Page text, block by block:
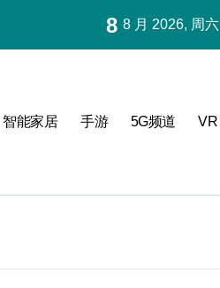
8 8 月 2026, 周六
智能家居 手游 5G频道 VR